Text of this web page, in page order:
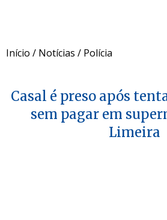
Início / Notícias / Polícia
Casal é preso após
sem pagar em
Limeira